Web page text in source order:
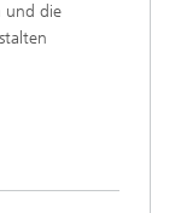
und die